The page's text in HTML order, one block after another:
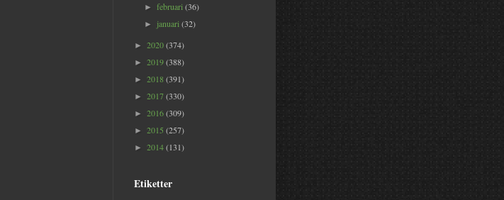
►februari(36)
► januari(32)
► 2020(374)
► 2019(388)
► 2018 (391)
► 2017(330)
► 2016(309)
► 2015 (257)
► 2014(131)
Etiketter